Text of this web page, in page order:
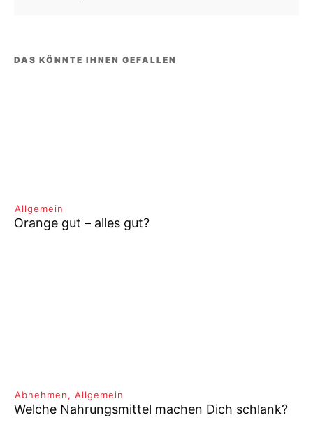
DAS KÖNNTE IHNEN GEFALLEN
Allgemein
Orange gut – alles gut?
Abnehmen, Allgemein
Welche Nahrungsmittel machen Dich schlank?